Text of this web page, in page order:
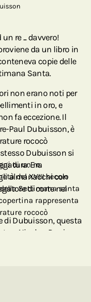
re ... davvero!
da un libro in
copie delle
Santa.
non erano noti per
in oro, e
fa eccezione. Il
Paul Dubuisson, è
rococò
Dubuisson si
Era
almanacchi con
di corte nel
di Dubuisson, questa
a Nicolas-Denise
di un re.
del XVIII secolo
Settimana santa
rappresenta
rococò